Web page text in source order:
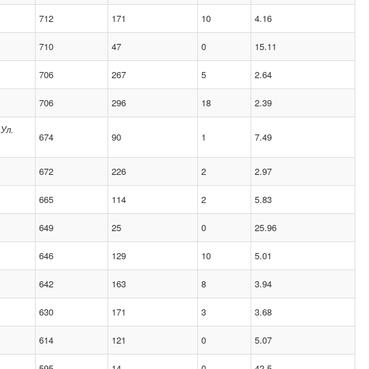
712 171 10 4.16
710 47 0 15.11
706 267 5 2.64
706 296 18 2.39
Ул.
674 90 1 7.49
672 226 2 2.97
665 114 2 5.83
649 25 0 25.96
646 129 10 5.01
642 163 8 3.94
630 171 3 3.68
614 121 0 5.07